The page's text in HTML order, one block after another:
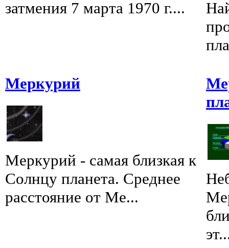
затмения 7 марта 1970 г....
Меркурий
Меркурий - самая близкая к
Солнцу планета. Среднее
расстояние от Ме...